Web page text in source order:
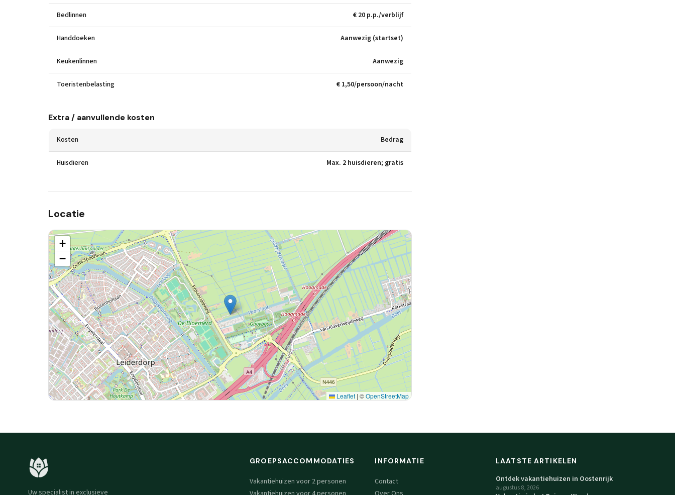
Bedlinnen € 20 p.p./verblijf
Handdoeken Aanwezig (startset)
Keukenlinnen Aanwezig
Toeristenbelasting € 1,50/persoon/nacht
Extra / aanvullende kosten
Kosten Bedrag
Huisdieren Max. 2 huisdieren; gratis
Locatie
+
−
Leaflet | ©OpenStreetMap
Uw specialist in exclusieve
GROEPSACCOMMODATIES
Vakantiehuizen voor 2 personen
INFORMATIE
Contact
LAATSTE ARTIKELEN
Ontdek vakantiehuizen in Oostenrijk
augustus 8, 2026